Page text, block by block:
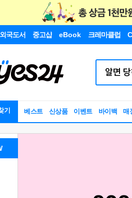
외국도서 중고샵 eBook 크레마클럽
기 베스트 신상품 이벤트 바이백 매